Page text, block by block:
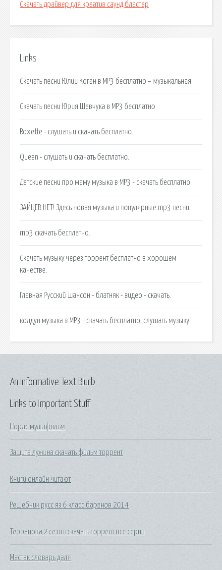
Скачать драйвер для креатив саунд бластер
Links
Скачать песни Юлии Коган в MP3 бесплатно – музыкальная.
Скачать песни Юрия Шевчука в MP3 бесплатно
Roxette - слушать и скачать бесплатно.
Queen - слушать и скачать бесплатно.
Детские песни про маму музыка в MP3 - скачать бесплатно.
ЗАЙЦЕВ НЕТ! Здесь новая музыка и популярные mp3 песни.
mp3 скачать бесплатно.
Скачать музыку через торрент бесплатно в хорошем
качестве.
Главная Русский шансон - блатняк - видео - скачать.
колдун музыка в MP3 - скачать бесплатно, слушать музыку.
Links to Important Stuff
Нордс мультфильм
Защита лужина скачать фильм торрент
Книги онлайн читают
Решебник русс яз 6 класс баранов 2014
Терранова 2 сезон скачать торрент все серии
Мастак словарь даля
An Informative Text Blurb